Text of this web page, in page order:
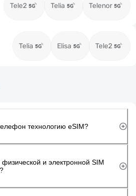
Tele2 Telia Telenor
Telia Elisa Tele2
технологию eSIM?
и электронной SIM